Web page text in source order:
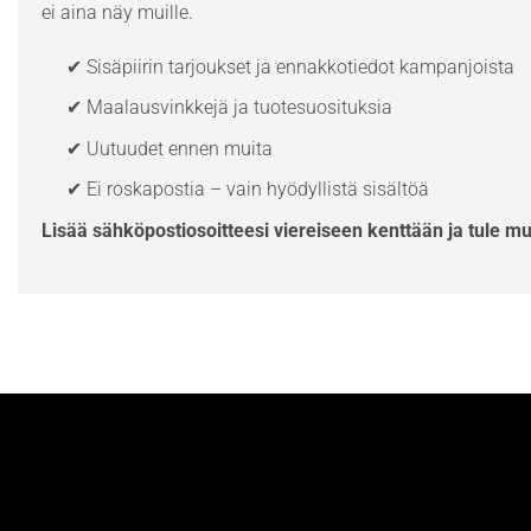
ei aina näy muille.
✔ Sisäpiirin tarjoukset ja ennakkotiedot kampanjoista
✔ Maalausvinkkejä ja tuotesuosituksia
✔ Uutuudet ennen muita
✔ Ei roskapostia – vain hyödyllistä sisältöä
Lisää sähköpostiosoitteesi viereiseen kenttään ja tule